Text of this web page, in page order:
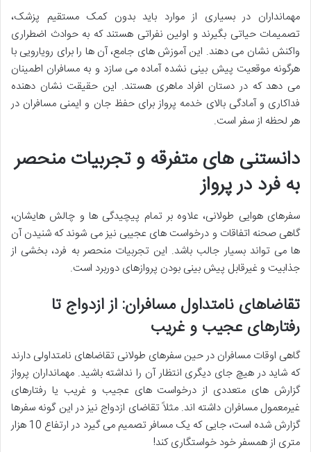
مهمانداران در بسیاری از موارد باید بدون کمک مستقیم پزشک،
تصمیمات حیاتی بگیرند و اولین نفراتی هستند که به حوادث اضطراری
واکنش نشان می دهند. این آموزش های جامع، آن ها را برای رویارویی با
هرگونه موقعیت پیش بینی نشده آماده می سازد و به مسافران اطمینان
می دهد که در دستان افراد ماهری هستند. این حقیقت نشان دهنده
فداکاری و آمادگی بالای خدمه پرواز برای حفظ جان و ایمنی مسافران در
هر لحظه از سفر است.
دانستنی های متفرقه و تجربیات منحصر
به فرد در پرواز
سفرهای هوایی طولانی، علاوه بر تمام پیچیدگی ها و چالش هایشان،
گاهی صحنه اتفاقات و درخواست های عجیبی نیز می شوند که شنیدن آن
ها می تواند بسیار جالب باشد. این تجربیات منحصر به فرد، بخشی از
جذابیت و غیرقابل پیش بینی بودن پروازهای دوربرد است.
تقاضاهای نامتداول مسافران: از ازدواج تا
رفتارهای عجیب و غریب
گاهی اوقات مسافران در حین سفرهای طولانی تقاضاهای نامتداولی دارند
که شاید در هیچ جای دیگری انتظار آن را نداشته باشید. مهمانداران پرواز
گزارش های متعددی از درخواست های عجیب و غریب یا رفتارهای
غیرمعمول مسافران داشته اند. مثلاً تقاضای ازدواج نیز در این گونه سفرها
گزارش شده است، جایی که یک مسافر تصمیم می گیرد در ارتفاع 10 هزار
متری از همسفر خود خواستگاری کند!